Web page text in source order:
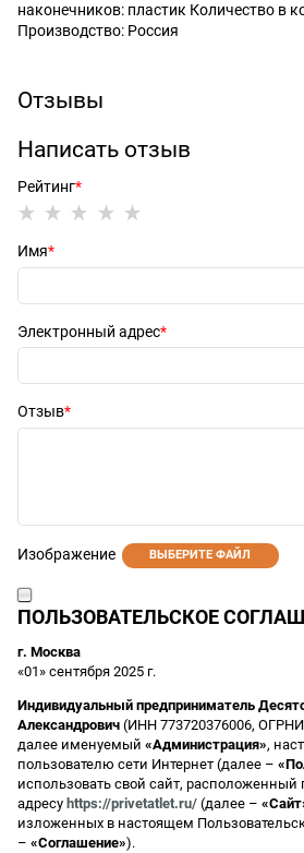
наконечников: пластик Количество в
Производство: Россия
Отзывы
Написать отзыв
Рейтинг
Имя
Электронный адрес
Отзыв
Изображение ВЫБЕРИТЕ ФАЙЛ
ПОЛЬЗОВАТЕЛЬСКОЕ
г. Москва
«01» сентября 2025 г.
Индивидуальный предприниматель
Александрович (ИНН 773720376006,
далее именуемый «Администрация»,
пользователю сети Интернет (далее –
использовать свой сайт, расположенный
адресу https://privetatlet.ru/ (далее –
изложенных в настоящем
– «Соглашение»).